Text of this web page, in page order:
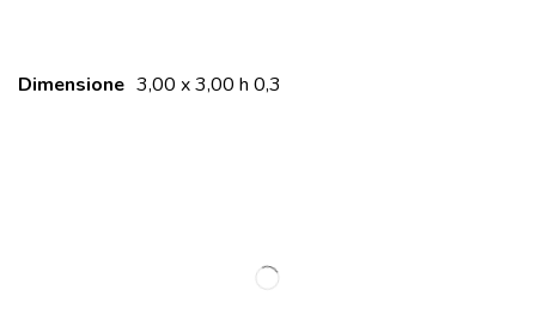
Dimensione 3,00 x 3,00 h 0,3